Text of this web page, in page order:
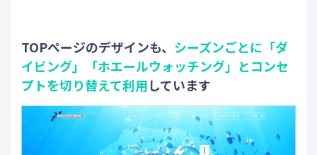
TOPページのデザインも、 シーズンごとに「ダ
イビング」「ホエールウォッチング」とコンセ
プトを切り替えて利用しています